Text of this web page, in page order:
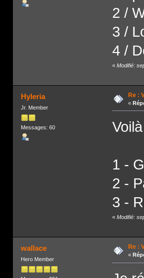
2 /
3 /
4 /
« Modifié:
Hyleria
Jr. Member
Messages: 60
Re :
«
1 -
2 -
3 -
« Modifié:
wallace
Hero Member
Re :
«